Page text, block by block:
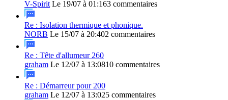
V-Spirit Le 19/07 à 01:163 commentaires
Re : Isolation thermique et phonique.
NORB Le 15/07 à 20:402 commentaires
Re : Tête d'allumeur 260
graham Le 12/07 à 13:0810 commentaires
Re : Démarreur pour 200
graham Le 12/07 à 13:025 commentaires